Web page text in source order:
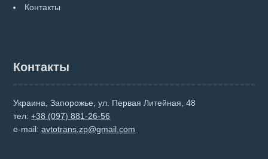
Контакты
Контакты
Украина, Запорожье, ул. Первая Литейная, 48
тел:+38 (097) 881-26-56
e-mail:avtotrans.zp@gmail.com